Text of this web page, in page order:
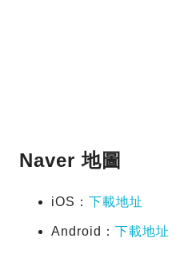
Naver 地圖
iOS： 下載地址
Android： 下載地址